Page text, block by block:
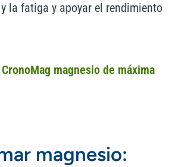
la fatiga y apoyar el rendimiento
magnesio: